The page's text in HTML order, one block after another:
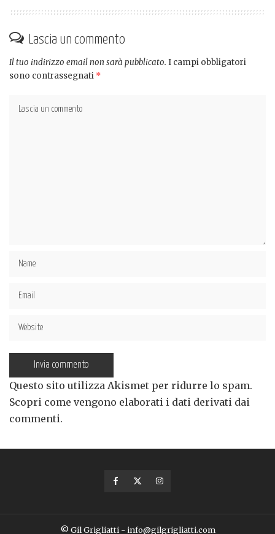
Lascia un commento
Il tuo indirizzo email non sarà pubblicato. I campi obbligatori
sono contrassegnati *
Questo sito utilizza Akismet per ridurre lo spam.
Scopri come vengono elaborati i dati derivati dai
commenti.
© Gil Grigliatti - info@gilgrigliatti.com